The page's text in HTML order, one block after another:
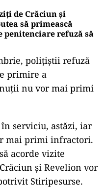
de Crăciun și
să primească
refuză să
polițiștii refuză
primire a
nu vor mai primi
serviciu, astăzi, iar
mai primi infractori.
acorde vizite
și Revelion vor
Stiripesurse.